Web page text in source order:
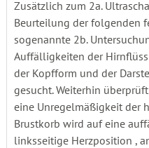
Zusätzlich zum 2a.
Beurteilung der folgenden
sogenannte 2b.
Auffälligkeiten der
der Kopfform und der
gesucht. Weiterhin
eine Unregelmäßigkeit der
Brustkorb wird auf eine
linksseitige Herzposition ,